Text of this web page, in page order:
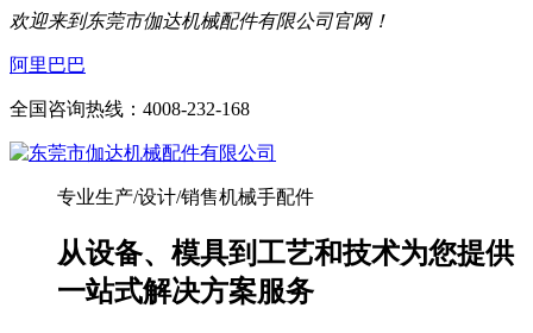
欢迎来到东莞市伽达机械配件有限公司官网！
阿里巴巴
全国咨询热线： 4008-232-168
专业生产/设计/销售机械手配件
从设备、模具到工艺和技术为您提供
一站式解决方案服务